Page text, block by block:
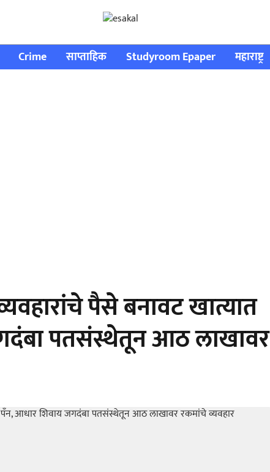
Crime साप्ताहिक Studyroom Epaper महाराष्ट्र
पैसे बनावट खात्यात
पतसंस्थेतून आठ लाखावर